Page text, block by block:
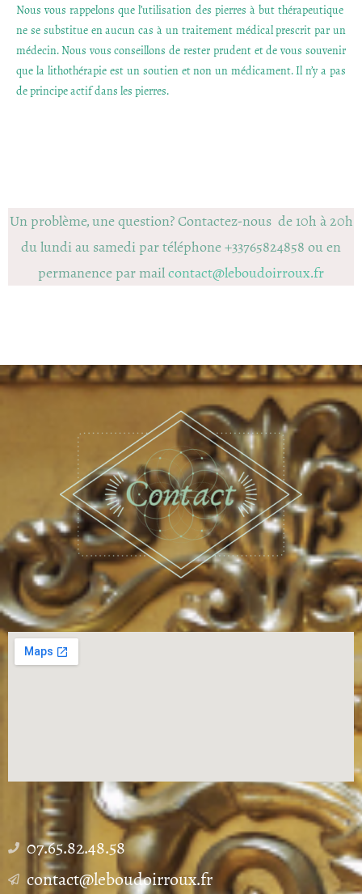
Nous vous rappelons que l’utilisation des pierres à but thérapeutique
ne se substitue en aucun cas à un traitement médical prescrit par un
médecin. Nous vous conseillons de rester prudent et de vous souvenir
que la lithothérapie est un soutien et non un médicament. Il n’y a pas
de principe actif dans les pierres.
Un problème, une question? Contactez-nous de 10h à 20h
du lundi au samedi par téléphone +33765824858 ou en
permanence par mailcontact@leboudoirroux.fr
07.65.82.48.58
contact@leboudoirroux.fr